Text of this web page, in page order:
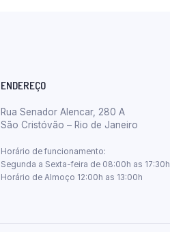
ENDEREÇO
Rua Senador Alencar, 280 A
São Cristóvão – Rio de Janeiro
Horário de funcionamento:
Segunda a Sexta-feira de 08:00h as 17:30h
Horário de Almoço 12:00h as 13:00h